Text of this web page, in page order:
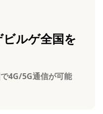
ルゲ全国を
4G/5G通信が可能